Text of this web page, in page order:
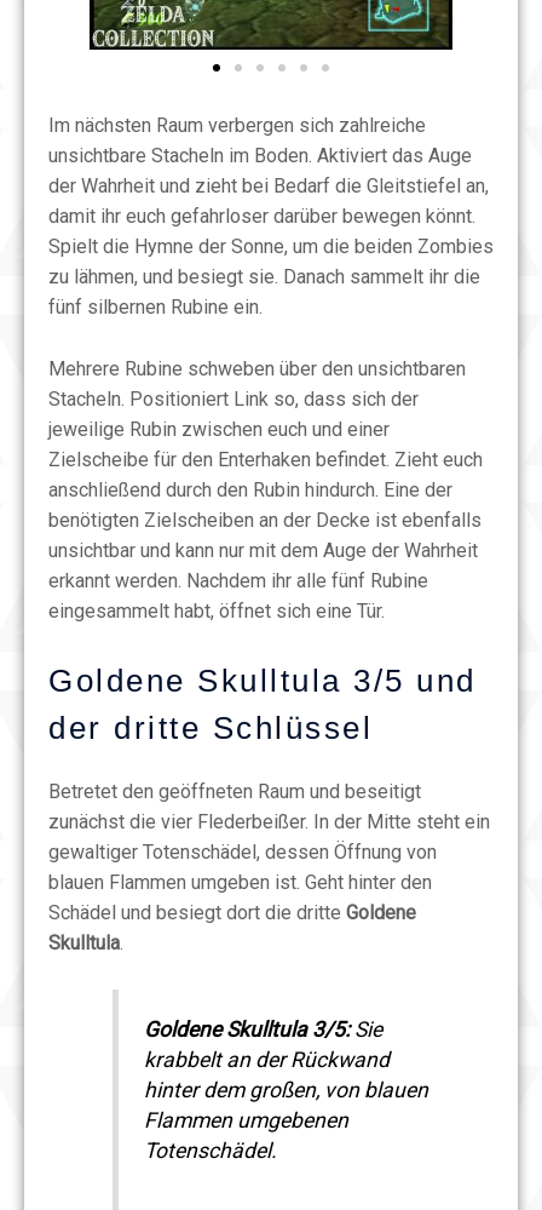
Im nächsten Raum verbergen sich zahlreiche
unsichtbare Stacheln im Boden. Aktiviert das Auge
der Wahrheit und zieht bei Bedarf die Gleitstiefel an,
damit ihr euch gefahrloser darüber bewegen könnt.
Spielt die Hymne der Sonne, um die beiden Zombies
zu lähmen, und besiegt sie. Danach sammelt ihr die
fünf silbernen Rubine ein.
Mehrere Rubine schweben über den unsichtbaren
Stacheln. Positioniert Link so, dass sich der
jeweilige Rubin zwischen euch und einer
Zielscheibe für den Enterhaken befindet. Zieht euch
anschließend durch den Rubin hindurch. Eine der
benötigten Zielscheiben an der Decke ist ebenfalls
unsichtbar und kann nur mit dem Auge der Wahrheit
erkannt werden. Nachdem ihr alle fünf Rubine
eingesammelt habt, öffnet sich eine Tür.
Goldene Skulltula 3/5 und
der dritte Schlüssel
Betretet den geöffneten Raum und beseitigt
zunächst die vier Flederbeißer. In der Mitte steht ein
gewaltiger Totenschädel, dessen Öffnung von
blauen Flammen umgeben ist. Geht hinter den
Schädel und besiegt dort die dritte Goldene
Skulltula
Goldene Skulltula 3/5:Sie
krabbelt an der Rückwand
hinter dem großen, von blauen
Flammen umgebenen
Totenschädel.